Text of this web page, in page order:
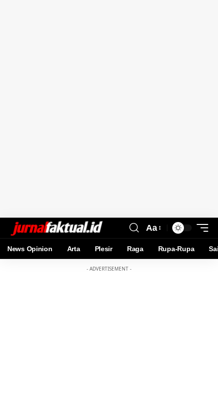
Aa
News Opinion Arta Plesir Raga Rupa-Rupa
- ADVERTISEMENT -